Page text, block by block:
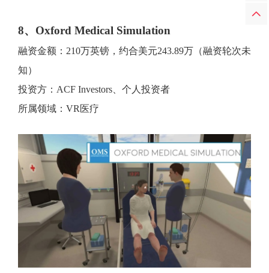
8、Oxford Medical Simulation
融资金额：210万英镑，约合美元243.89万（融资轮次未
知）
投资方：ACF Investors、个人投资者
所属领域：VR医疗